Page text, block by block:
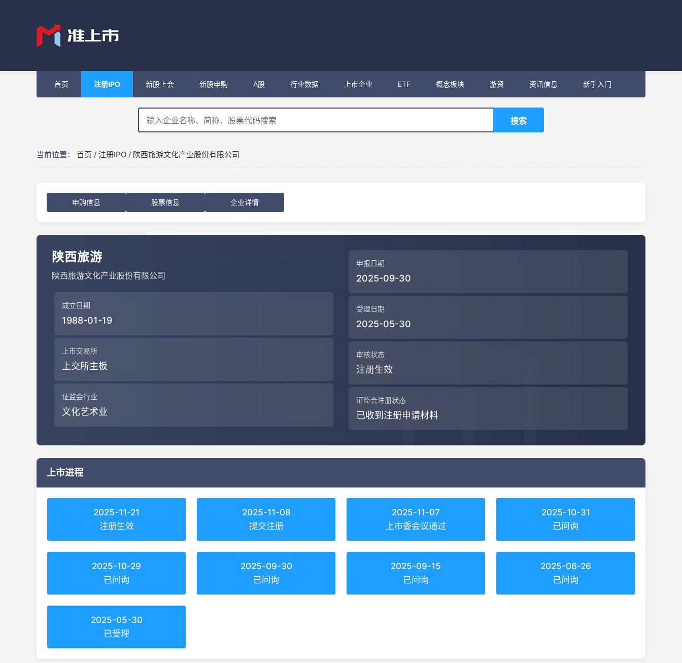
首页 注册IPO 新股上会 新股申购 A股 行业数据 上市企业 ETF 概念板块 游资 资讯信息 新手入门
搜索
当前位置： 首页 / 注册IPO / 陕西旅游文化产业股份有限公司
申购信息 股票信息 企业详情
陕西旅游
陕西旅游文化产业股份有限公司
成立日期
1988-01-19
上市交易所
上交所主板
证监会行业
文化艺术业
申报日期
2025-09-30
受理日期
2025-05-30
审核状态
注册生效
证监会注册状态
已收到注册申请材料
上市进程
2025-11-21
注册生效
2025-11-08
提交注册
2025-11-07
上市委会议通过
2025-10-31
已问询
2025-10-29
已问询
2025-09-30
已问询
2025-09-15
已问询
2025-06-26
已问询
2025-05-30
已受理